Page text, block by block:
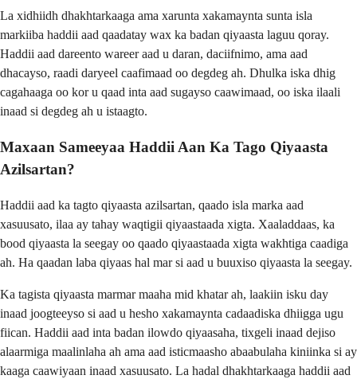
La xidhiidh dhakhtarkaaga ama xarunta xakamaynta sunta isla
markiiba haddii aad qaadatay wax ka badan qiyaasta laguu qoray.
Haddii aad dareento wareer aad u daran, daciifnimo, ama aad
dhacayso, raadi daryeel caafimaad oo degdeg ah. Dhulka iska dhig
cagahaaga oo kor u qaad inta aad sugayso caawimaad, oo iska ilaali
inaad si degdeg ah u istaagto.
Maxaan Sameeyaa Haddii Aan Ka Tago Qiyaasta
Azilsartan?
Haddii aad ka tagto qiyaasta azilsartan, qaado isla marka aad
xasuusato, ilaa ay tahay waqtigii qiyaastaada xigta. Xaaladdaas, ka
bood qiyaasta la seegay oo qaado qiyaastaada xigta wakhtiga caadiga
ah. Ha qaadan laba qiyaas hal mar si aad u buuxiso qiyaasta la seegay.
Ka tagista qiyaasta marmar maaha mid khatar ah, laakiin isku day
inaad joogteeyso si aad u hesho xakamaynta cadaadiska dhiigga ugu
fiican. Haddii aad inta badan ilowdo qiyaasaha, tixgeli inaad dejiso
alaarmiga maalinlaha ah ama aad isticmaasho abaabulaha kiniinka si ay
kaaga caawiyaan inaad xasuusato. La hadal dhakhtarkaaga haddii aad